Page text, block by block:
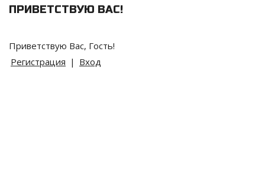
ПРИВЕТСТВУЮ ВАС!
Приветствую Вас, Гость!
Регистрация | Вход